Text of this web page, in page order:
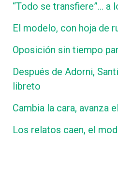
“Todo se transfiere”… a
El modelo, con hoja de
Oposición sin tiempo
Después de Adorni,
libreto
Cambia la cara, avanza
Los relatos caen, el